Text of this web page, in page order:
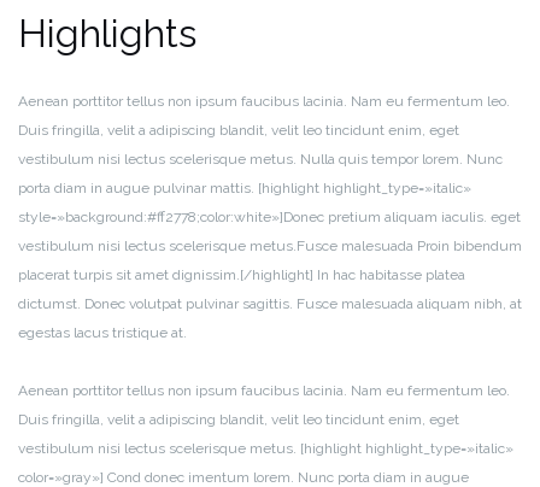
Highlights
Aenean porttitor tellus non ipsum faucibus lacinia. Nam eu fermentum leo.
Duis fringilla, velit a adipiscing blandit, velit leo tincidunt enim, eget
vestibulum nisi lectus scelerisque metus. Nulla quis tempor lorem. Nunc
porta diam in augue pulvinar mattis. [highlight highlight_type=»italic»
style=»background:#ff2778;color:white»]Donec pretium aliquam iaculis. eget
vestibulum nisi lectus scelerisque metus.Fusce malesuada Proin bibendum
placerat turpis sit amet dignissim.[/highlight] In hac habitasse platea
dictumst. Donec volutpat pulvinar sagittis. Fusce malesuada aliquam nibh, at
egestas lacus tristique at.
Aenean porttitor tellus non ipsum faucibus lacinia. Nam eu fermentum leo.
Duis fringilla, velit a adipiscing blandit, velit leo tincidunt enim, eget
vestibulum nisi lectus scelerisque metus. [highlight highlight_type=»italic»
color=»gray»] Cond donec imentum lorem. Nunc porta diam in augue